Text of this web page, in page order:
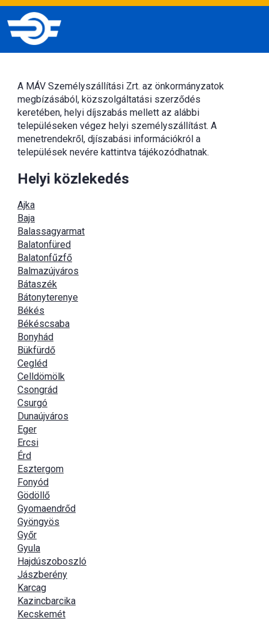
A MÁV Személyszállítási Zrt. az önkormányzatok
megbízásából, közszolgáltatási szerződés
keretében, helyi díjszabás mellett az alábbi
településeken végez helyi személyszállítást. A
menetrendekről, djíszabási információkról a
települések nevére kattintva tájékozódhatnak.
Helyi közlekedés
Ajka
Baja
Balassagyarmat
Balatonfüred
Balatonfűzfő
Balmazújváros
Bátaszék
Bátonyterenye
Békés
Békéscsaba
Bonyhád
Bükfürdő
Cegléd
Celldömölk
Csongrád
Csurgó
Dunaújváros
Eger
Ercsi
Érd
Esztergom
Fonyód
Gödöllő
Gyomaendrőd
Gyöngyös
Győr
Gyula
Hajdúszoboszló
Jászberény
Karcag
Kazincbarcika
Kecskemét